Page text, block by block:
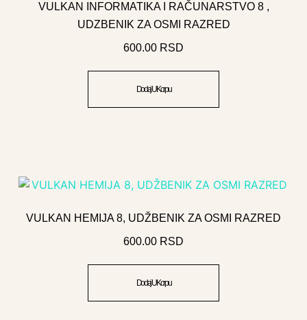
VULKAN INFORMATIKA I RAČUNARSTVO 8 ,
UDZBENIK ZA OSMI RAZRED
600.00 RSD
Dodaj U Korpu
VULKAN HEMIJA 8, UDŽBENIK ZA OSMI RAZRED
600.00 RSD
Dodaj U Korpu